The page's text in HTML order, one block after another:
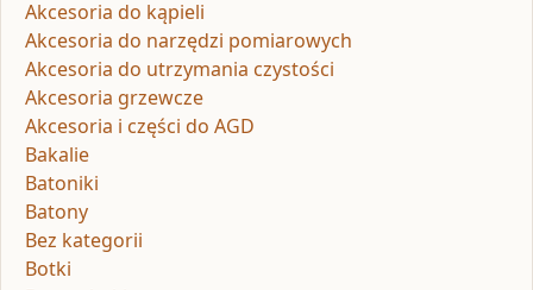
Akcesoria do kąpieli
Akcesoria do narzędzi pomiarowych
Akcesoria do utrzymania czystości
Akcesoria grzewcze
Akcesoria i części do AGD
Bakalie
Batoniki
Batony
Bez kategorii
Botki